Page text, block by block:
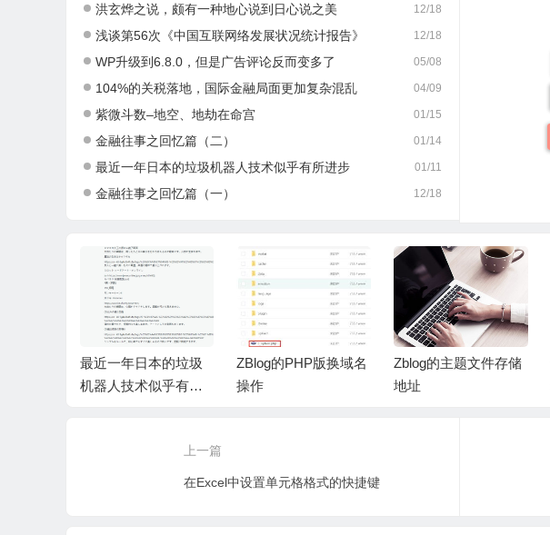
12/18
洪玄烨之说，颇有一种地心说到日心说之美
12/18
浅谈第56次《中国互联网络发展状况统计报告》
05/08
WP升级到6.8.0，但是广告评论反而变多了
04/09
104%的关税落地，国际金融局面更加复杂混乱
01/15
紫微斗数–地空、地劫在命宫
01/14
金融往事之回忆篇（二）
01/11
最近一年日本的垃圾机器人技术似乎有所进步
12/18
金融往事之回忆篇（一）
最近一年日本的垃圾
机器人技术似乎有所
ZBlog的PHP版换域名
操作
Zblog的主题文件存储
地址
上一篇
在Excel中设置单元格格式的快捷键